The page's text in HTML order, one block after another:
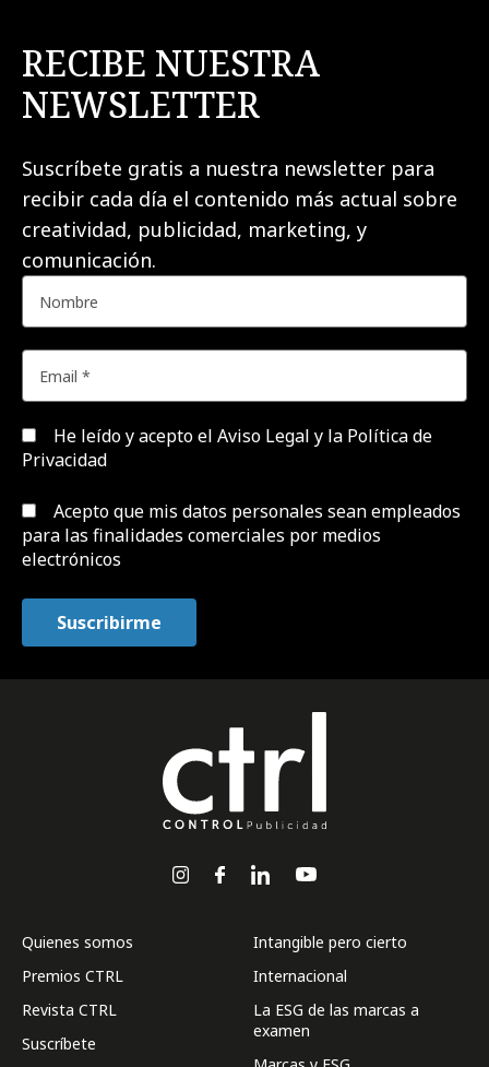
RECIBE NUESTRA
NEWSLETTER
Suscríbete gratis a nuestra newsletter para
recibir cada día el contenido más actual sobre
creatividad, publicidad, marketing, y
comunicación.
He leído y acepto el Aviso Legal y la Política de
Privacidad
Acepto que mis datos personales sean empleados
para las finalidades comerciales por medios
electrónicos
Quienes somos
Premios CTRL
Revista CTRL
Suscríbete
Intangible pero cierto
Internacional
La ESG de las marcas a
examen